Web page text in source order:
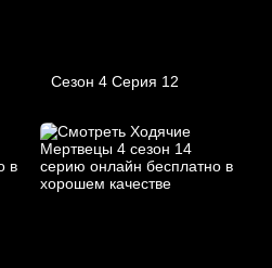
Сезон 4 Серия 12